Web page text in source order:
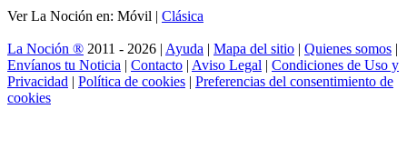
Ver La Noción en: Móvil | Clásica
La Noción ® 2011 - 2026 | Ayuda | Mapa del sitio | Quienes somos |
Envíanos tu Noticia | Contacto | Aviso Legal | Condiciones de Uso y
Privacidad | Política de cookies | Preferencias del consentimiento de
cookies